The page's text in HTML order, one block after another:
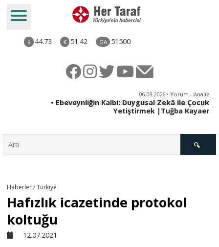
$ 44.73 € 51.42 GA 51500
06.08.2026 • Yorum - Analiz
• Ebeveynliğin Kalbi: Duygusal Zekâ ile Çocuk
Yetiştirmek |Tuğba Kayaer
Haberler / Türkiye
Hafızlık icazetinde protokol
koltuğu
12.07.2021